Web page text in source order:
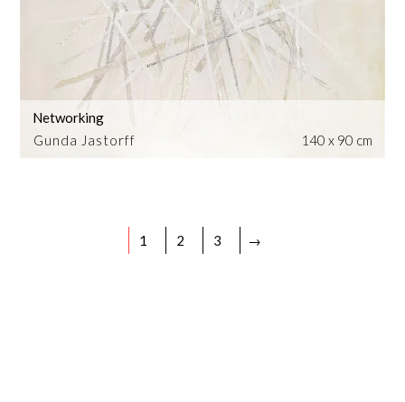
Gunda Jastorff
Networking
140 x 90 cm
1 2 3 →